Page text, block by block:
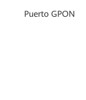
Puerto GPON